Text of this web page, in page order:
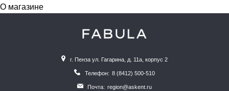
О магазине
г. Пенза ул. Гагарина, д. 11а, корпус 2
Телефон: 8 (8412) 500-510
Почта: region@askent.ru